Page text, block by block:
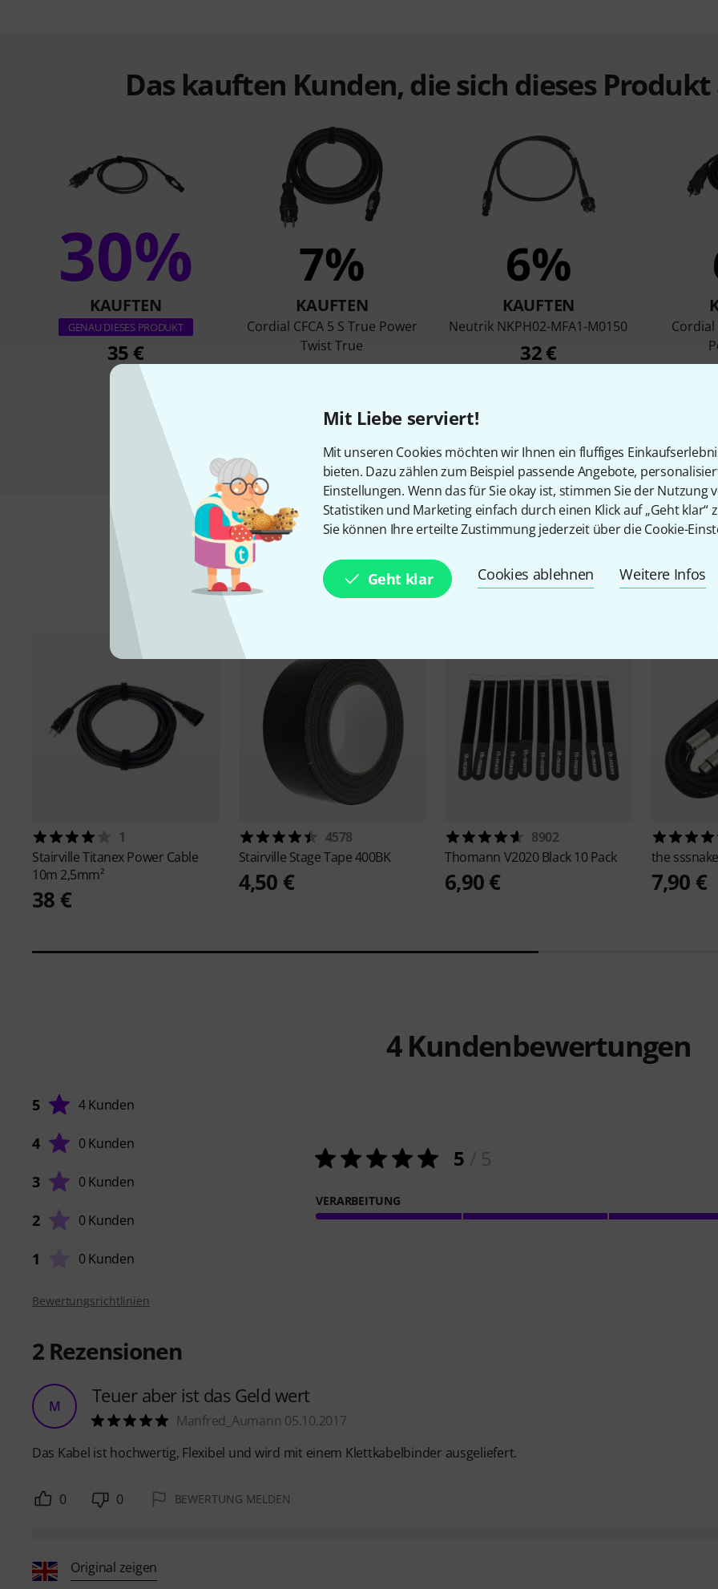
Mit Liebe serviert!
Mit unseren Cookies möchten wir Ihnen ein fluffiges
bieten. Dazu zählen zum Beispiel passende Angebote,
Einstellungen. Wenn das für Sie okay ist, stimmen Sie der Nutzung
Statistiken und Marketing einfach durch einen Klick auf „Geht klar“
Sie können Ihre erteilte Zustimmung jederzeit über die Cookie-
Geht klar Cookies ablehnen Weitere Infos
Das kauften Kunden, die sich dieses
30%
KAUFTEN
GENAU DIESES PRODUKT
35 €
7%
KAUFTEN
Cordial CFCA 5 S True Power
Twist True
47 €
6%
KAUFTEN
Neutrik NKPH02-MFA1-M0150
32 €
Cordial
Vergleichen
Zubehör & passende Artikel
1
StairvilleTitanex Power Cable
10m 2,5mm²
38 €
4578
Stairville Stage Tape 400BK
4,50 €
8902
Thomann V2020 Black 10 Pack
6,90 €
the sssnake
7,90 €
4Kundenbewertungen
5 4 Kunden
4 0 Kunden
3 0 Kunden
2 0 Kunden
1 0 Kunden
5
VERARBEITUNG
Bewertungsrichtlinien
2 Rezensionen
M Teuer aber ist das Geld wert
Manfred_Aumann 05.10.2017
Das Kabel ist hochwertig, Flexibel und wird mit einem Klettkabelbinder ausgeliefert.
0 0 BEWERTUNG MELDEN
Original zeigen